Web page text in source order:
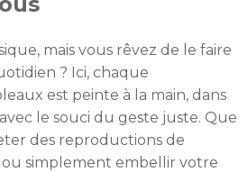
mais vous rêvez de le faire
? Ici, chaque
est peinte à la main, dans
le souci du geste juste. Que
des reproductions de
simplement embellir votre